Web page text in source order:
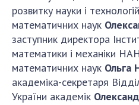
ДОКУМЕНТИ
Нормативні акти НАН
Державний бюджет
Вибори до складу НАН
Бланки документів
розвитку науки і
математичних наук
заступник директора
математики і механіки
математичних наук Ольга
академіка-секретаря
України академік